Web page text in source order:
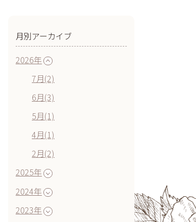
月別アーカイブ
2026年
7月(2)
6月(3)
5月(1)
4月(1)
2月(2)
2025年
2024年
2023年